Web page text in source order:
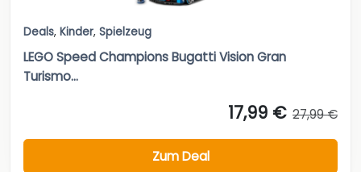
Deals, Kinder, Spielzeug
LEGO Speed Champions Bugatti Vision Gran
Turismo...
17,99 € 27,99 €
Zum Deal